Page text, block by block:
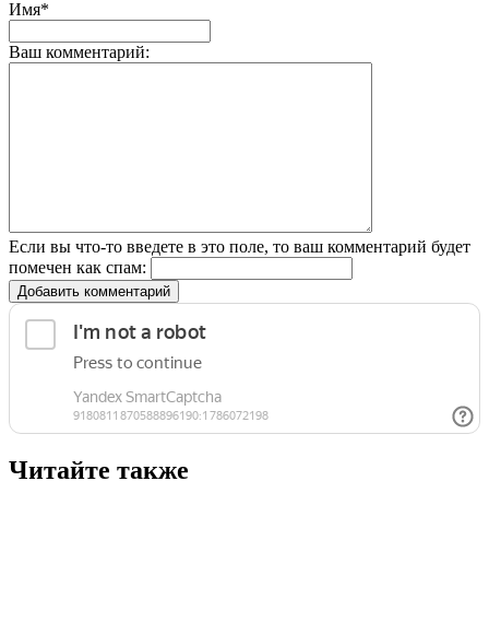
Имя*
Ваш комментарий:
Если вы что-то введете в это поле, то ваш комментарий будет
помечен как спам:
Добавить комментарий
Читайте также